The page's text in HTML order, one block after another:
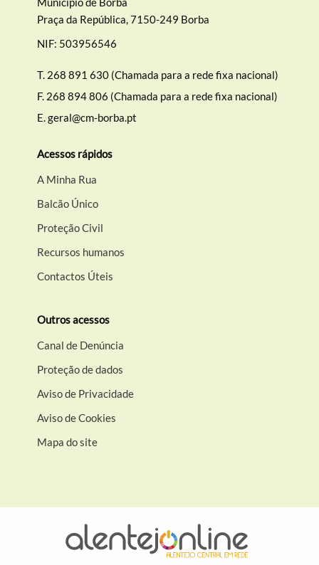
Praça da República, 7150-249 Borba
NIF: 503956546
T. 268 891 630 (Chamada para a rede fixa nacional)
F. 268 894 806 (Chamada para a rede fixa nacional)
E.geral@cm-borba.pt
Acessos rápidos
A Minha Rua
Balcão Único
Proteção Civil
Recursos humanos
Contactos Úteis
Outros acessos
Canal de Denúncia
Proteção de dados
Aviso de Privacidade
Aviso de Cookies
Mapa do site